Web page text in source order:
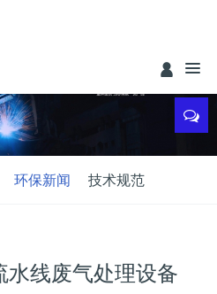
环保新闻 技术规范
水线废气处理设备